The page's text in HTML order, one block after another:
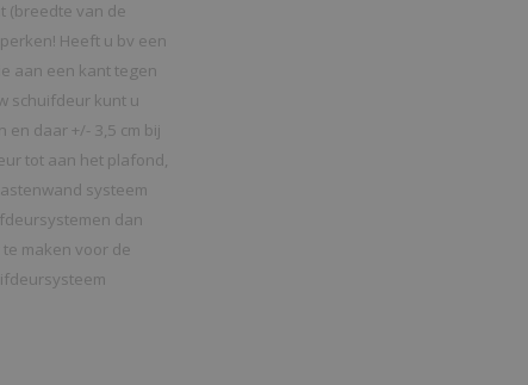
(breedte van de
Heeft u bv een
aan een kant tegen
schuifdeur kunt u
daar +/- 3,5 cm bij
tot aan het plafond,
systeem
dan
maken voor de